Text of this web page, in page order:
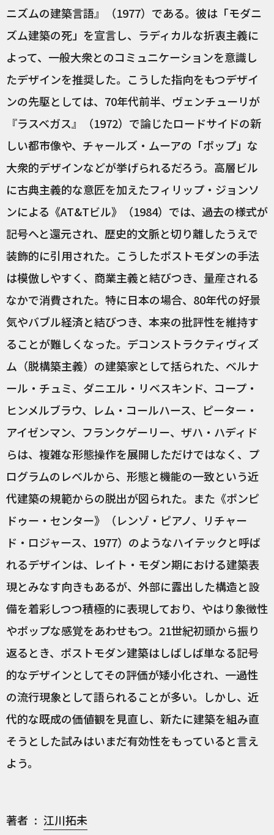
ニズムの建築言語』（1977）である。彼は「モダニ
ズム建築の死」を宣言し、ラディカルな折衷主義に
よって、一般大衆とのコミュニケーションを意識し
たデザインを推奨した。こうした指向をもつデザイ
ンの先駆としては、70年代前半、ヴェンチューリが
『ラスベガス』（1972）で論じたロードサイドの新
しい都市像や、チャールズ・ムーアの「ポップ」な
大衆的デザインなどが挙げられるだろう。高層ビル
に古典主義的な意匠を加えたフィリップ・ジョンソ
ンによる《AT&Tビル》（1984）では、過去の様式が
記号へと還元され、歴史的文脈と切り離したうえで
装飾的に引用された。こうしたポストモダンの手法
は模倣しやすく、商業主義と結びつき、量産される
なかで消費された。特に日本の場合、80年代の好景
気やバブル経済と結びつき、本来の批評性を維持す
ることが難しくなった。デコンストラクティヴィズ
ム（脱構築主義）の建築家として括られた、ベルナ
ール・チュミ、ダニエル・リベスキンド、コープ・
ヒンメルブラウ、レム・コールハース、ピーター・
アイゼンマン、フランクゲーリー、ザハ・ハディド
らは、複雑な形態操作を展開しただけではなく、プ
ログラムのレベルから、形態と機能の一致という近
代建築の規範からの脱出が図られた。また《ポンピ
ドゥー・センター》（レンゾ・ピアノ、リチャー
ド・ロジャース、1977）のようなハイテックと呼ば
れるデザインは、レイト・モダン期における建築表
現とみなす向きもあるが、外部に露出した構造と設
備を着彩しつつ積極的に表現しており、やはり象徴性
やポップな感覚をあわせもつ。21世紀初頭から振り
返るとき、ポストモダン建築はしばしば単なる記号
的なデザインとしてその評価が矮小化され、一過性
の流行現象として語られることが多い。しかし、近
代的な既成の価値観を見直し、新たに建築を組み直
そうとした試みはいまだ有効性をもっていると言え
よう。
著者 江川拓未